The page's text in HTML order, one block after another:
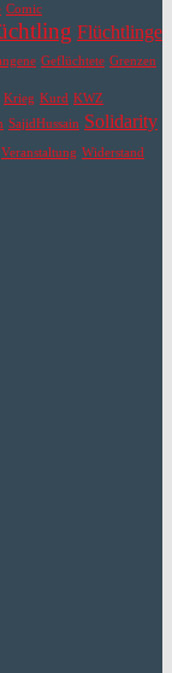
Comic
Flüchtlinge
Geflüchtete Grenzen
Krieg Kurd KWZ
SajidHussain Solidarity
Veranstaltung Widerstand